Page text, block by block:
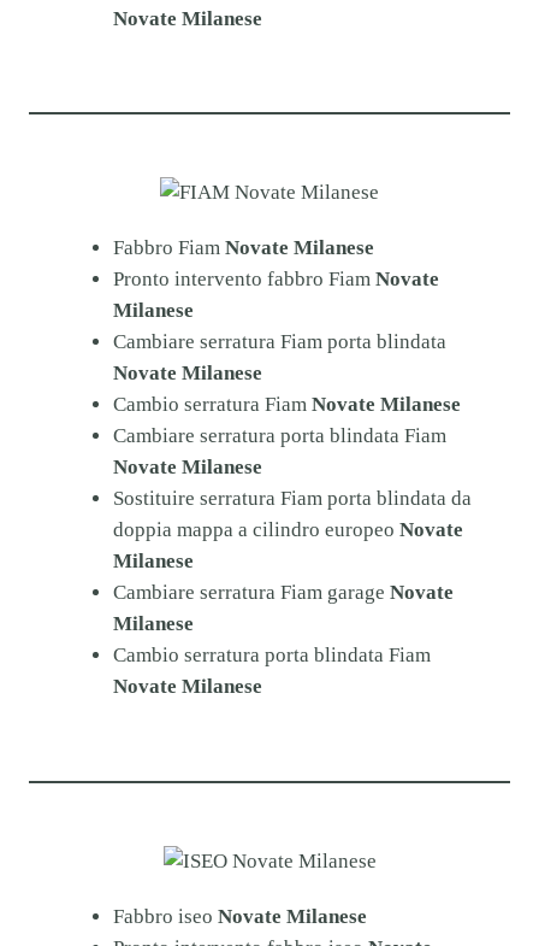
Novate Milanese
Fabbro FiamNovate Milanese
Pronto intervento fabbro FiamNovate
Milanese
Cambiare serratura Fiam porta blindata
Novate Milanese
Cambio serratura FiamNovate Milanese
Cambiare serratura porta blindata Fiam
Novate Milanese
Sostituire serratura Fiam porta blindata da
doppia mappa a cilindro europeo Novate
Milanese
Cambiare serratura Fiam garage Novate
Milanese
Cambio serratura porta blindata Fiam
Novate Milanese
Fabbro iseo Novate Milanese